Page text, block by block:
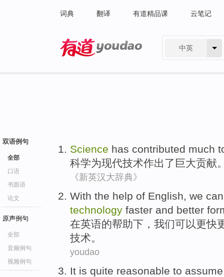
词典 翻译 有道精品课 云笔记
中英
双语例句
全部
口语
书面语
论文
原声例句
全部
音频例句
视频例句
Science has contributed much
科学为现代技术作出了巨大贡献
《新英汉大辞典》
With the help of English, we can
technology faster and better
在英语的帮助下 ， 我们可以更快
技术。
youdao
It is quite reasonable to